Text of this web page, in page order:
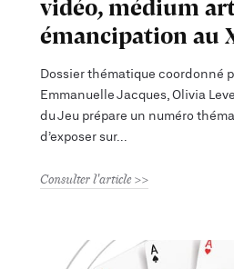
émancipation au
Dossier thématique coordonné
Emmanuelle Jacques, Olivia
du Jeu prépare un numéro
d’exposer sur
Consulter l'article